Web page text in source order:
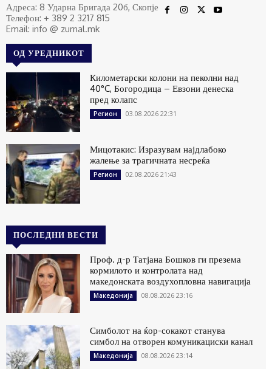
Адреса: 8 Ударна Бригада 20б, Скопје
Телефон: + 389 2 3217 815
Email: info @ zurnal.mk
ОД УРЕДНИКОТ
Километарски колони на пеколни над
40°C, Богородица – Евзони денеска
пред колапс
Регион 03.08.2026 22:31
Мицотакис: Изразувам најдлабоко
жалење за трагичната несреќа
Регион 02.08.2026 21:43
ПОСЛЕДНИ ВЕСТИ
Проф. д-р Татјана Бошков ги презема
кормилото и контролата над
македонската воздухопловна навигација
Македонија 08.08.2026 23:16
Симболот на ќор-сокакот станува
симбол на отворен комуникациски канал
Македонија 08.08.2026 23:14